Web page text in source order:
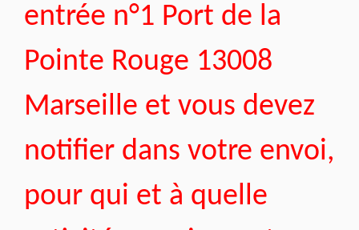
entrée n°1 Port de la
Pointe Rouge 13008
Marseille et vous devez
notifier dans votre envoi,
pour qui et à quelle